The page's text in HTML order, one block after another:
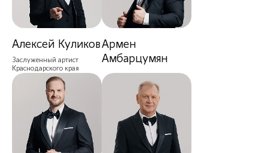
Алексей Куликов
Заслуженный артист
Краснодарского края
Армен
Амбарцумян